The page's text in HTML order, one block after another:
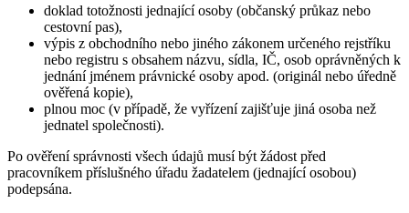
doklad totožnosti jednající osoby (občanský průkaz nebo
cestovní pas),
výpis z obchodního nebo jiného zákonem určeného rejstříku
nebo registru s obsahem názvu, sídla, IČ, osob oprávněných k
jednání jménem právnické osoby apod. (originál nebo úředně
ověřená kopie),
plnou moc (v případě, že vyřízení zajišťuje jiná osoba než
jednatel společnosti).
Po ověření správnosti všech údajů musí být žádost před
pracovníkem příslušného úřadu žadatelem (jednající osobou)
podepsána.